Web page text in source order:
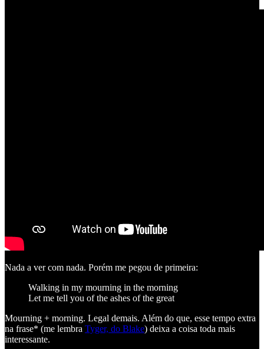
Nada a ver com nada. Porém me pegou de primeira:
Walking in my mourning in the morning
Let me tell you of the ashes of the great
Mourning + morning. Legal demais. Além do que, esse tempo extra
na frase* (me lembra Tyger, do Blake) deixa a coisa toda mais
interessante.